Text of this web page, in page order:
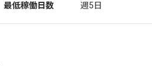
最低稼働日数
週5日